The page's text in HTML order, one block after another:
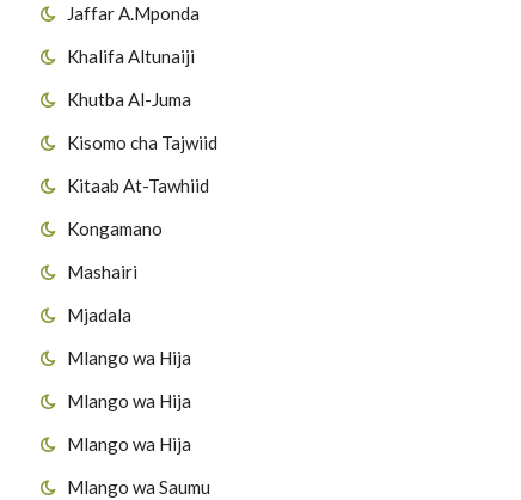
Jaffar A.Mponda
Khalifa Altunaiji
Khutba Al-Juma
Kisomo cha Tajwiid
Kitaab At-Tawhiid
Kongamano
Mashairi
Mjadala
Mlango wa Hija
Mlango wa Hija
Mlango wa Hija
Mlango wa Saumu